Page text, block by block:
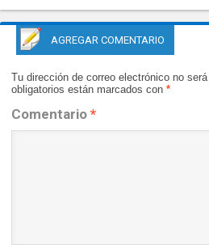
AGREGAR COMENTARIO
Tu dirección de correo electrónico no
obligatorios están marcados con *
Comentario *